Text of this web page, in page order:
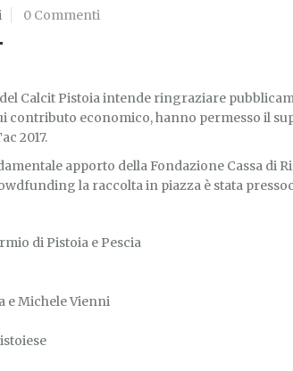
0 Commenti
Calcit Pistoia intende ringraziare
contributo economico, hanno permesso il
2017.
apporto della Fondazione Cassa di
la raccolta in piazza è stata
di Pistoia e Pescia
e Michele Vienni